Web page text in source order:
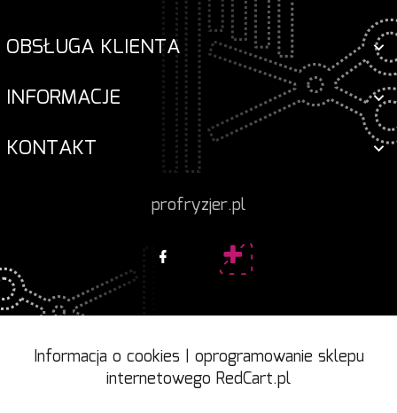
OBSŁUGA KLIENTA
INFORMACJE
KONTAKT
profryzjer.pl
Informacja o cookies | oprogramowanie sklepu
internetowego RedCart.pl